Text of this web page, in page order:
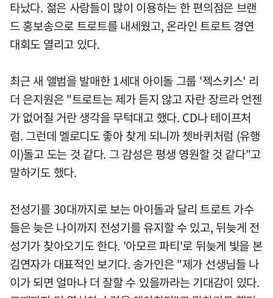
타났다. 젊은 사람들이 많이 이용하는 한 편의점은 브랜
드 홍보송으로 트로트를 내세웠고, 온라인 트로트 경연
대회도 열리고 있다.
최근 새 앨범을 발매한 1세대 아이돌 그룹 '젝스키스' 리
더 은지원은 "트로트는 제가 듣지 않고 자란 장르라 언젠
가 없어질 거란 생각을 무턱대고 했다. CD나 테이프처
럼. 그런데 멜로디도 좋아 찾게 되니까 쳇바퀴처럼 (유행
이)돌고 도는 것 같다. 그 감성은 평생 영원할 것 같다"고
말하기도 했다.
전성기를 30대까지로 보는 아이돌과 달리 트로트 가수
들은 늦은 나이까지 전성기를 유지할 수 있고, 뒤늦게 전
성기가 찾아오기도 한다. '아모르 파티'로 뒤늦게 빛을 본
김연자가 대표적인 보기다. 송가인은 "제가 선생님들 나
이가 되면 얼마나 더 잘할 수 있을까라는 기대감이 있다.